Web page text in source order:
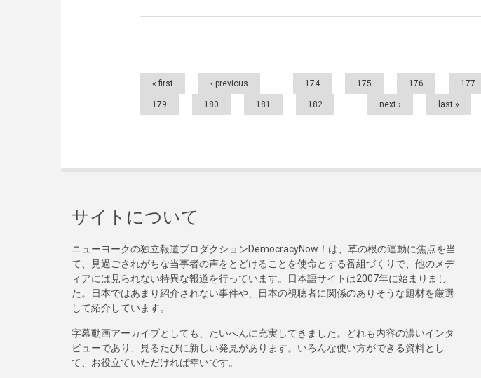
Pages
« first ‹ previous … 174 175 176 177
179 180 181 182 … next › last »
サイトについて
ニューヨークの独立報道プロダクションDemocracyNow！は、草の根の運動に焦点を当
て、見過ごされがちな当事者の声をとどけることを使命とする番組づくりで、他のメデ
ィアには見られない特異な報道を行っています。日本語サイトは2007年に始まりまし
た。日本ではあまり紹介されない事件や、日本の視聴者に関係のありそうな題材を厳選
して紹介しています。
字幕動画アーカイブとしても、たいへんに充実してきました。どれも内容の濃いインタ
ビューであり、見るたびに新しい発見があります。いろんな使い方ができる資料とし
て、お役立ていただければ幸いです。